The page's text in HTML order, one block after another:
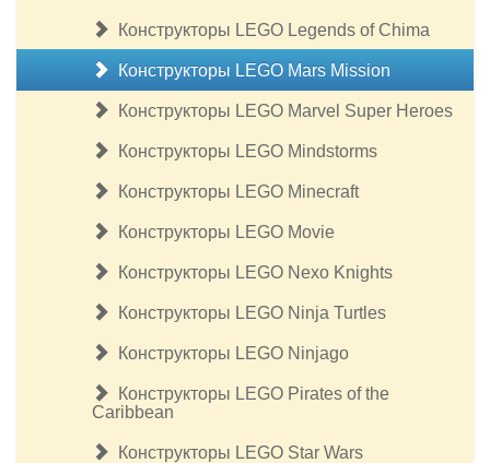
Конструкторы LEGO Legends of Chima
Конструкторы LEGO Mars Mission
Конструкторы LEGO Marvel Super Heroes
Конструкторы LEGO Mindstorms
Конструкторы LEGO Minecraft
Конструкторы LEGO Movie
Конструкторы LEGO Nexo Knights
Конструкторы LEGO Ninja Turtles
Конструкторы LEGO Ninjago
Конструкторы LEGO Pirates of the
Caribbean
Конструкторы LEGO Star Wars